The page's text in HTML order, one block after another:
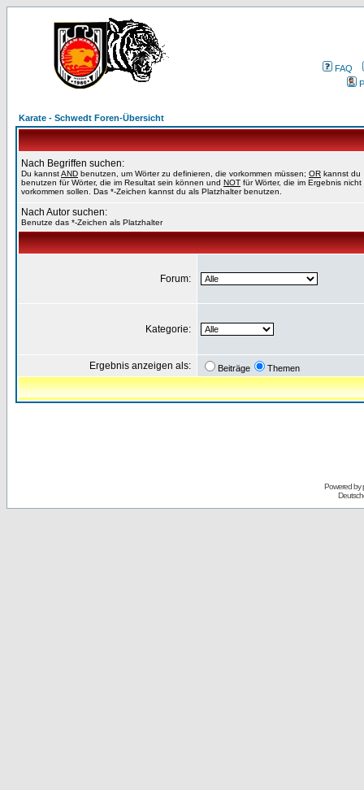
FAQ
Karate - Schwedt Foren-Übersicht
Nach Begriffen suchen:
Du kannstAND benutzen, um Wörter zu definieren, die vorkommen müssen; OR kannst du
benutzen für Wörter, die im Resultat sein können und NOT für Wörter, die im Ergebnis nicht
vorkommen sollen. Das *-Zeichen kannst du als Platzhalter benutzen.
Nach Autor suchen:
Benutze das *-Zeichen als Platzhalter
Forum:
Kategorie:
Ergebnis anzeigen als: Beiträge Themen
Powered by